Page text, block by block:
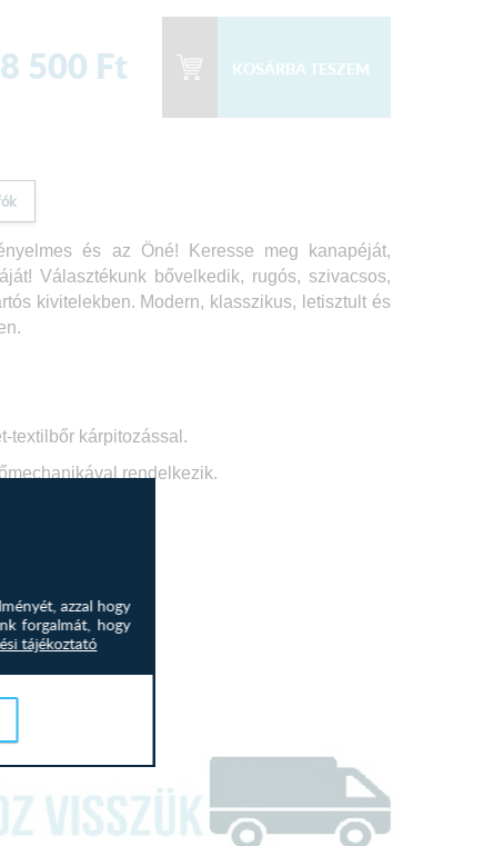
500 Ft
és az Öné! Keresse meg kanapéját,
Választékunk bővelkedik, rugós, szivacsos,
kivitelekben. Modern, klasszikus, letisztult és
textilbőr kárpitozással.
rendelkezik.
cm
53 cm
azzal hogy
forgalmát, hogy
tájékoztató